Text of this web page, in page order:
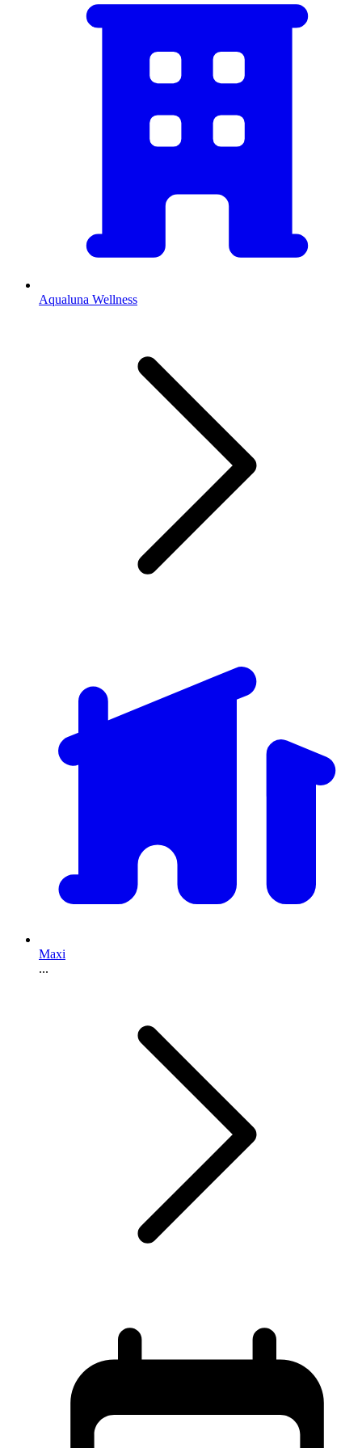
Aqualuna Wellness
Maxi
...